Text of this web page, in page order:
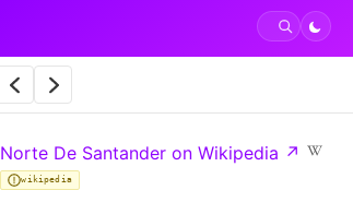
Norte De Santander on Wikipedia ↗
wikipedia